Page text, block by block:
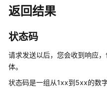
动
态
服
务
公
返回结果
状态码
请求发送以后，您会收到响应
体。
状态码是一组从1xx到5xx的数